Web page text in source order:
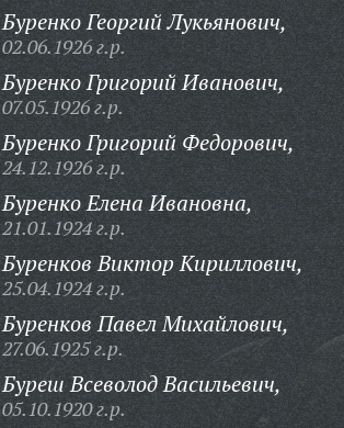
Буренко Георгий Лукьянович,
02.06.1926 г.р.
Буренко Григорий Иванович,
07.05.1926 г.р.
Буренко Григорий Федорович,
24.12.1926 г.р.
Буренко Елена Ивановна,
21.01.1924 г.р.
Буренков Виктор Кириллович,
25.04.1924 г.р.
Буренков Павел Михайлович,
27.06.1925 г.р.
Буреш Всеволод Васильевич,
05.10.1920 г.р.